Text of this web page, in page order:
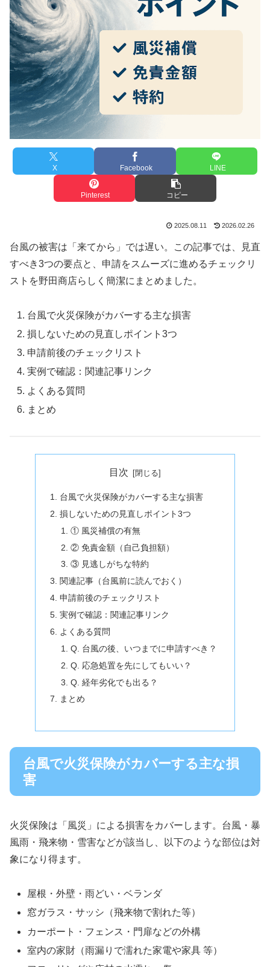
X Facebook LINE
Pinterest コピー
2025.08.11 2026.02.26
台風の被害は「来てから」では遅い。この記事では、見直
すべき3つの要点と、申請をスムーズに進めるチェックリ
ストを野田商店らしく簡潔にまとめました。
台風で火災保険がカバーする主な損害
損しないための見直しポイント3つ
申請前後のチェックリスト
実例で確認：関連記事リンク
よくある質問
まとめ
目次
台風で火災保険がカバーする主な損害
損しないための見直しポイント3つ
① 風災補償の有無
② 免責金額（自己負担額）
③ 見逃しがちな特約
関連記事（台風前に読んでおく）
申請前後のチェックリスト
実例で確認：関連記事リンク
よくある質問
Q. 台風の後、いつまでに申請すべき？
Q. 応急処置を先にしてもいい？
Q. 経年劣化でも出る？
まとめ
台風で火災保険がカバーする主な損
害
火災保険は「風災」による損害をカバーします。台風・暴
風雨・飛来物・雪害などが該当し、以下のような部位は対
象になり得ます。
屋根・外壁・雨どい・ベランダ
窓ガラス・サッシ（飛来物で割れた等）
カーポート・フェンス・門扉などの外構
室内の家財（雨漏りで濡れた家電や家具 等）